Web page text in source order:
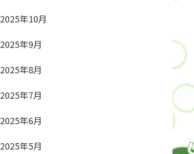
2025年10月
2025年9月
2025年8月
2025年7月
2025年6月
2025年5月